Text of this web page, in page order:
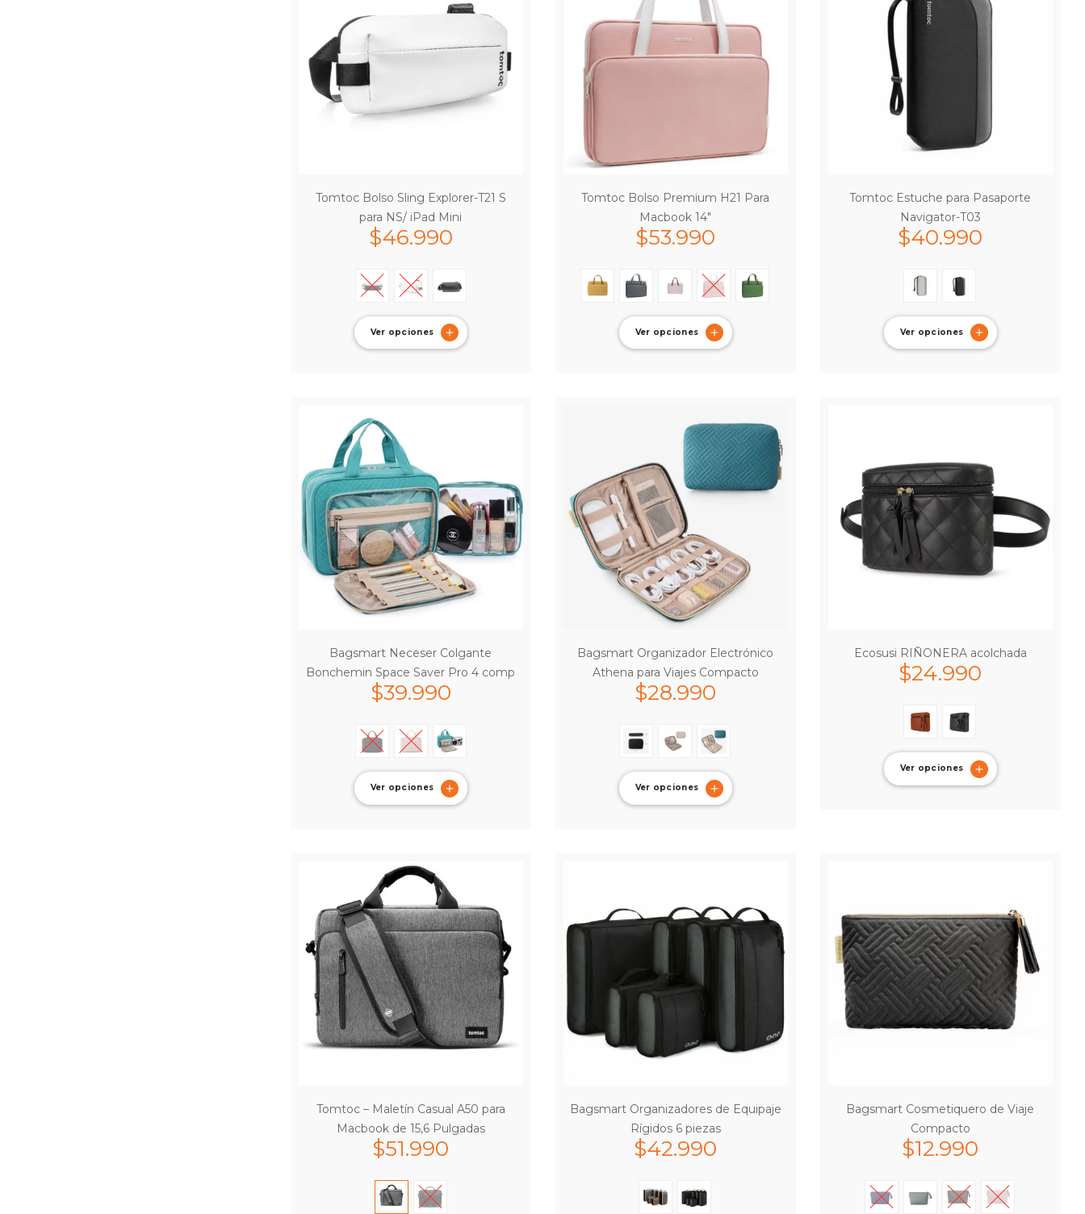
Tomtoc Bolso Sling Explorer-T21 S
para NS/ iPad Mini
$46.990
Ver opciones
Tomtoc Bolso Premium H21 Para
Macbook 14″
$53.990
Ver opciones
Tomtoc Estuche para Pasaporte
Navigator-T03
$40.990
Ver opciones
Bagsmart Neceser Colgante
Bonchemin Space Saver Pro 4 comp
$39.990
Ver opciones
Bagsmart Organizador Electrónico
Athena para Viajes Compacto
$28.990
Ver opciones
Ecosusi RIÑONERA acolchada
$24.990
Ver opciones
Tomtoc – Maletín Casual A50 para
Macbook de 15,6 Pulgadas
$51.990
Bagsmart Organizadores de Equipaje
Rígidos 6 piezas
$42.990
Bagsmart Cosmetiquero de Viaje
Compacto
$12.990